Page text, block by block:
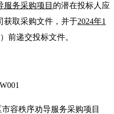
服务采购项目 的潜在投标人应
获取采购文件，并于2024年1
前递交投标文件。
容秩序劝导服务采购项目